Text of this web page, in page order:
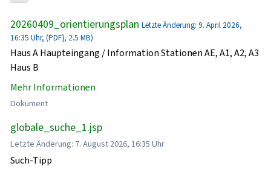
20260409_orientierungsplan Letzte Änderung: 9. April 2026,
16:35 Uhr, (PDF}, 2.5 MB)
Haus A Haupteingang / Information Stationen AE, A1, A2, A3
Haus B
Mehr Informationen
Dokument
globale_suche_1.jsp
Letzte Änderung: 7. August 2026, 16:35 Uhr
Such-Tipp